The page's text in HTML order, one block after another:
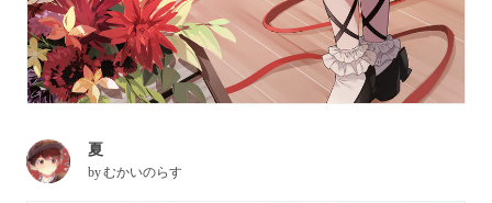
夏
byむかいのらす